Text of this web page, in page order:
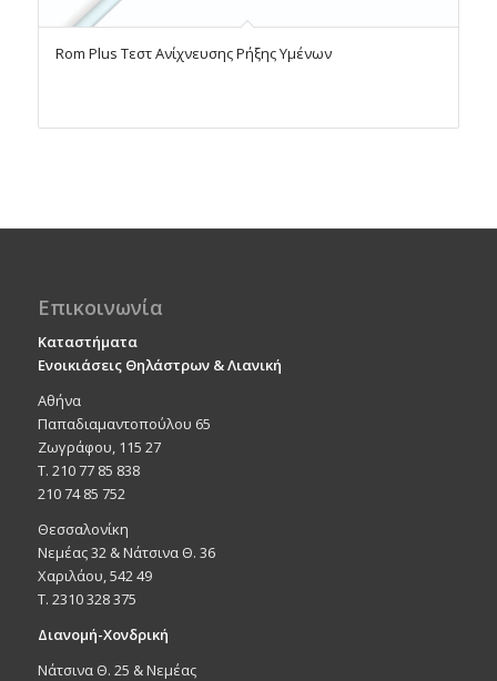
Rom Plus Τεστ Ανίχνευσης Ρήξης Υμένων
Επικοινωνία
Καταστήματα
Ενοικιάσεις Θηλάστρων & Λιανική
Αθήνα
Παπαδιαμαντοπούλου 65
Ζωγράφου, 115 27
Τ. 210 77 85 838
210 74 85 752
Θεσσαλονίκη
Νεμέας 32 & Νάτσινα Θ. 36
Χαριλάου, 542 49
T. 2310 328 375
Διανομή-Χονδρική
Νάτσινα Θ. 25 & Νεμέας